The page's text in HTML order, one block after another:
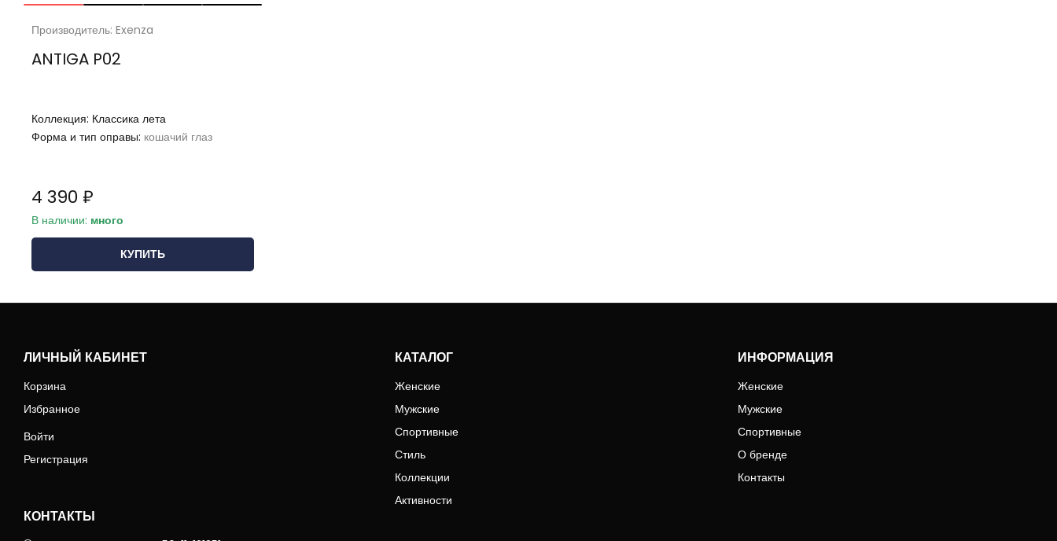
Производитель: Exenza
ANTIGA P02
Коллекция: Классика лета
Форма и тип оправы: кошачий глаз
4 390 ₽
В наличии: много
КУПИТЬ
ЛИЧНЫЙ КАБИНЕТ
Корзина
Избранное
Войти
Регистрация
КАТАЛОГ
Женские
Мужские
Спортивные
Стиль
Коллекции
Активности
ИНФОРМАЦИЯ
Женские
Мужские
Спортивные
О бренде
Контакты
КОНТАКТЫ